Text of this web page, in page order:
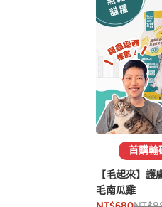
首購輸
【毛起來】
毛南瓜雞